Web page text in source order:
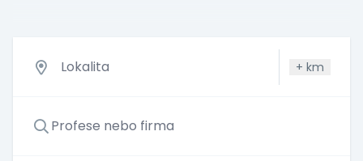
+ km